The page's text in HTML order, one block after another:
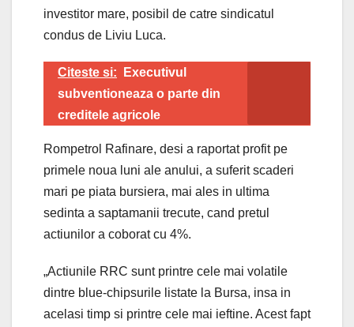
investitor mare, posibil de catre sindicatul
condus de Liviu Luca.
Citeste si:
Executivul
subventioneaza o parte din
creditele agricole
Rompetrol Rafinare, desi a raportat profit pe
primele noua luni ale anului, a suferit scaderi
mari pe piata bursiera, mai ales in ultima
sedinta a saptamanii trecute, cand pretul
actiunilor a coborat cu 4%.
„Actiunile RRC sunt printre cele mai volatile
dintre blue-chipsurile listate la Bursa, insa in
acelasi timp si printre cele mai ieftine. Acest fapt